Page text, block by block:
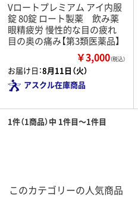
Vロートプレミアム アイ内服
錠 80錠 ロート製薬 飲み薬
眼精疲労 慢性的な目の疲れ
目の奥の痛み【第3類医薬品】
￥3,000（税込）
お届け日：8月11日（火）
アスクル在庫商品
1件（1商品）中 1件目～1件目
このカテゴリーの人気商品